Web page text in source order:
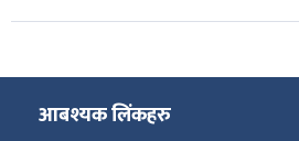
आबश्यक लिंकहरु